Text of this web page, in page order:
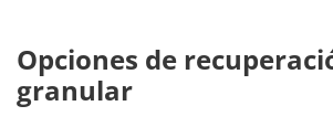
Opciones de
granular